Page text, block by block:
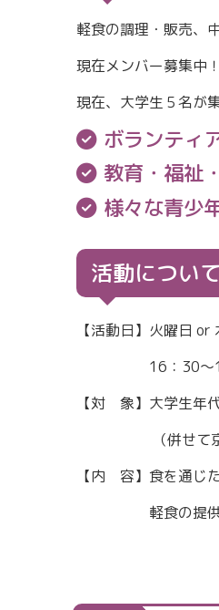
軽食の調理・販売、
現在メンバー募集中
現在、大学生５名が
ボランティ
教育・福祉
様々な青少
活動について
【活動日】火曜日 or
16：30～19：
【対 象】大学生年
（併せて京都市
【内 容】食を通じ
軽食の提供・販